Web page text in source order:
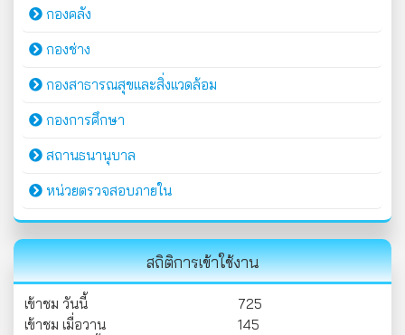
กองคลัง
กองช่าง
กองสาธารณสุขและสิ่งแวดล้อม
กองการศึกษา
สถานธนานุบาล
หน่วยตรวจสอบภายใน
สถิติการเข้าใช้งาน
เข้าชม วันนี้
725
เข้าชม เมื่อวาน
145